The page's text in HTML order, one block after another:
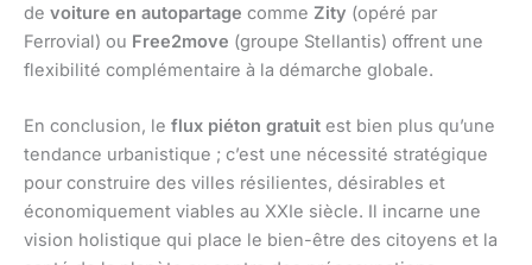
de voiture en autopartage comme Zity (opéré par
Ferrovial) ou Free2move (groupe Stellantis) offrent une
flexibilité complémentaire à la démarche globale.
En conclusion, le flux piéton gratuit est bien plus qu’une
tendance urbanistique ; c’est une nécessité stratégique
pour construire des villes résilientes, désirables et
économiquement viables au XXIe siècle. Il incarne une
vision holistique qui place le bien-être des citoyens et la